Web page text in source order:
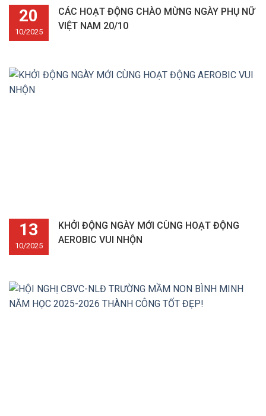
20
10/2025
CÁC HOẠT ĐỘNG CHÀO MỪNG NGÀY PHỤ NỮ
VIỆT NAM 20/10
13
10/2025
KHỞI ĐỘNG NGÀY MỚI CÙNG HOẠT ĐỘNG
AEROBIC VUI NHỘN